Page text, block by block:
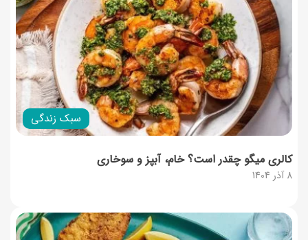
سبک زندگی
8 آذر 1404
کالری میگو چقدر است؟ خام، آبپز و سوخاری